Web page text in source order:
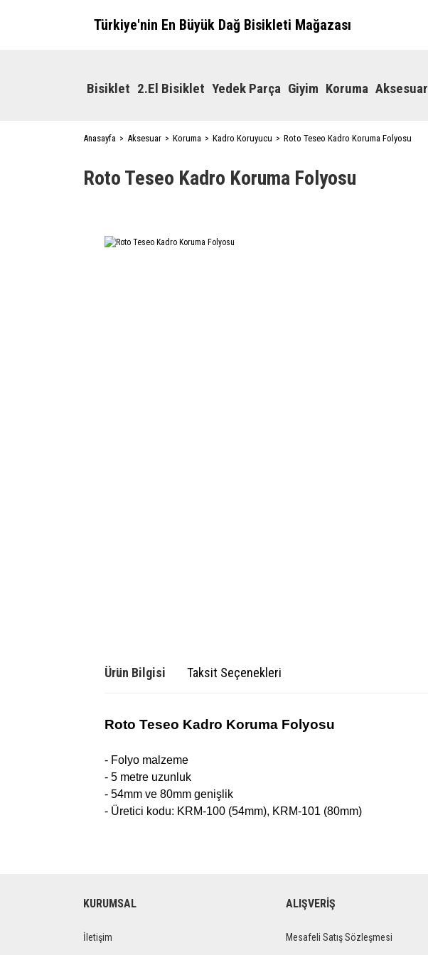
Türkiye'nin En Büyük Dağ Bisikleti Mağazası
Bisiklet 2.El Bisiklet Yedek Parça Giyim Koruma Aksesuar
Anasayfa Aksesuar Koruma Kadro Koruyucu Roto Teseo Kadro Koruma Folyosu
Roto Teseo Kadro Koruma Folyosu
Ürün Bilgisi Taksit Seçenekleri
Roto Teseo Kadro Koruma Folyosu
- Folyo malzeme
- 5 metre uzunluk
- 54mm ve 80mm genişlik
- Üretici kodu: KRM-100 (54mm), KRM-101 (80mm)
KURUMSAL
İletişim
ALIŞVERİŞ
Mesafeli Satış Sözleşmesi